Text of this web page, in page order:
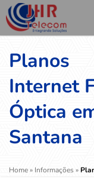
Planos
Internet
Óptica
Santana
Home» Informações»